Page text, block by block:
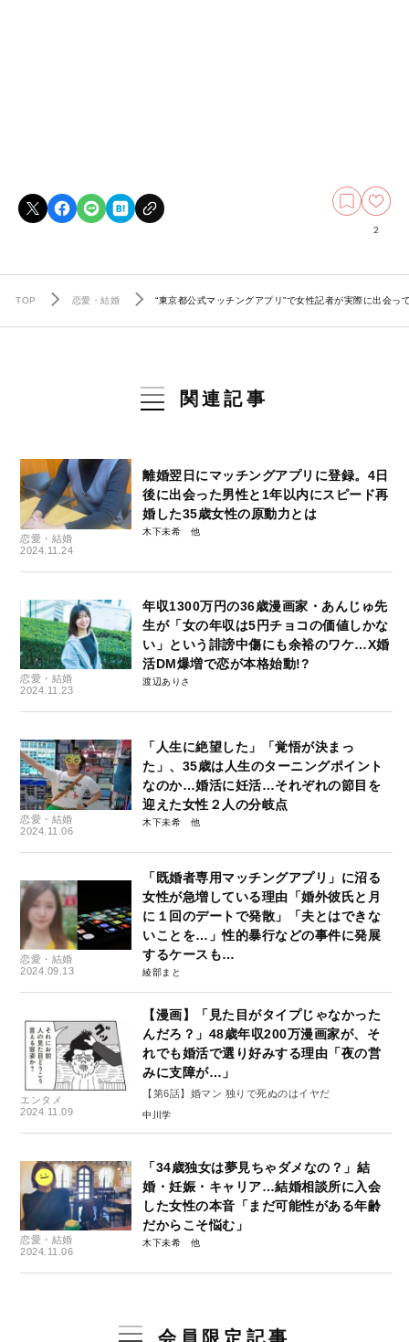
2
TOP 恋愛・結婚 “東京都公式マッチングアプリ”で女性記者が実際に出会
関連記事
恋愛・結婚
2024.11.24
離婚翌日にマッチングアプリに登録。4日
後に出会った男性と1年以内にスピード再
婚した35歳女性の原動力とは
木下未希
恋愛・結婚
2024.11.23
年収1300万円の36歳漫画家・あんじゅ先
生が「女の年収は5円チョコの価値しかな
い」という誹謗中傷にも余裕のワケ…X婚
活DM爆増で恋が本格始動!?
渡辺ありさ
恋愛・結婚
2024.11.06
「人生に絶望した」「覚悟が決まっ
た」、35歳は人生のターニングポイント
なのか…婚活に妊活…それぞれの節目を
迎えた女性２人の分岐点
木下未希
恋愛・結婚
2024.09.13
「既婚者専用マッチングアプリ」に沼る
女性が急増している理由「婚外彼氏と月
に１回のデートで発散」「夫とはできな
いことを…」性的暴行などの事件に発展
するケースも…
綾部まと
エンタメ
2024.11.09
【漫画】「見た目がタイプじゃなかった
んだろ？」48歳年収200万漫画家が、そ
れでも婚活で選り好みする理由「夜の営
みに支障が…」
【第6話】婚マン 独りで死ぬのはイヤだ
中川学
恋愛・結婚
2024.11.06
「34歳独女は夢見ちゃダメなの？」結
婚・妊娠・キャリア…結婚相談所に入会
した女性の本音「まだ可能性がある年齢
だからこそ悩む」
木下未希
会員限定記事